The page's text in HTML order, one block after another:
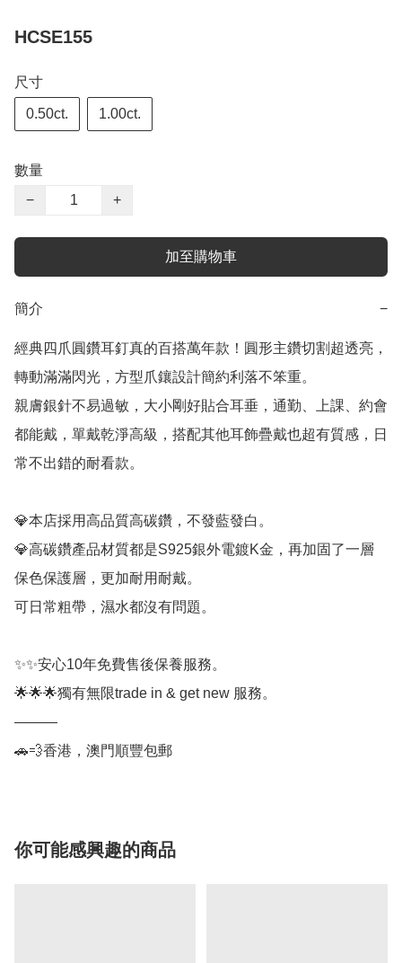
HCSE155
尺寸
0.50ct. 1.00ct.
數量
−
+
加至購物車
簡介 −
經典四爪圓鑽耳釘真的百搭萬年款！圓形主鑽切割超透亮，
轉動滿滿閃光，方型爪鑲設計簡約利落不笨重。
親膚銀針不易過敏，大小剛好貼合耳垂，通勤、上課、約會
都能戴，單戴乾淨高級，搭配其他耳飾疊戴也超有質感，日
常不出錯的耐看款。
💎本店採用高品質高碳鑽，不發藍發白。
💎高碳鑽產品材質都是S925銀外電鍍K金，再加固了一層
保色保護層，更加耐用耐戴。
可日常粗帶，濕水都沒有問題。
✨✨安心10年免費售後保養服務。
🌟🌟🌟獨有無限trade in & get new 服務。
———
🚗💨香港，澳門順豐包郵
你可能感興趣的商品